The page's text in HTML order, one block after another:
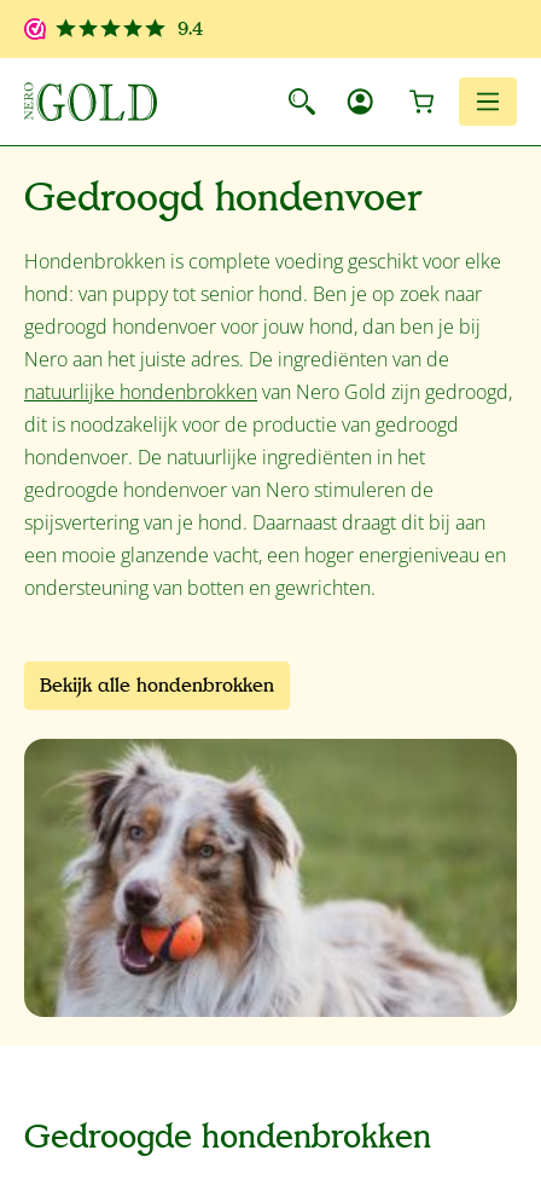
Ga naar de hoofdinhoud
9.4
Gedroogd hondenvoer
Hondenbrokken is complete voeding geschikt voor elke
hond: van puppy tot senior hond. Ben je op zoek naar
gedroogd hondenvoer voor jouw hond, dan ben je bij
Nero aan het juiste adres. De ingrediënten van de
natuurlijke hondenbrokkenvan Nero Gold zijn gedroogd,
dit is noodzakelijk voor de productie van gedroogd
hondenvoer. De natuurlijke ingrediënten in het
gedroogde hondenvoer van Nero stimuleren de
spijsvertering van je hond. Daarnaast draagt dit bij aan
een mooie glanzende vacht, een hoger energieniveau en
ondersteuning van botten en gewrichten.
Bekijk alle hondenbrokken
Gedroogde hondenbrokken